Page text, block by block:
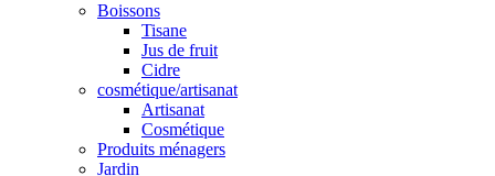
Boissons
Tisane
Jus de fruit
Cidre
cosmétique/artisanat
Artisanat
Cosmétique
Produits ménagers
Jardin